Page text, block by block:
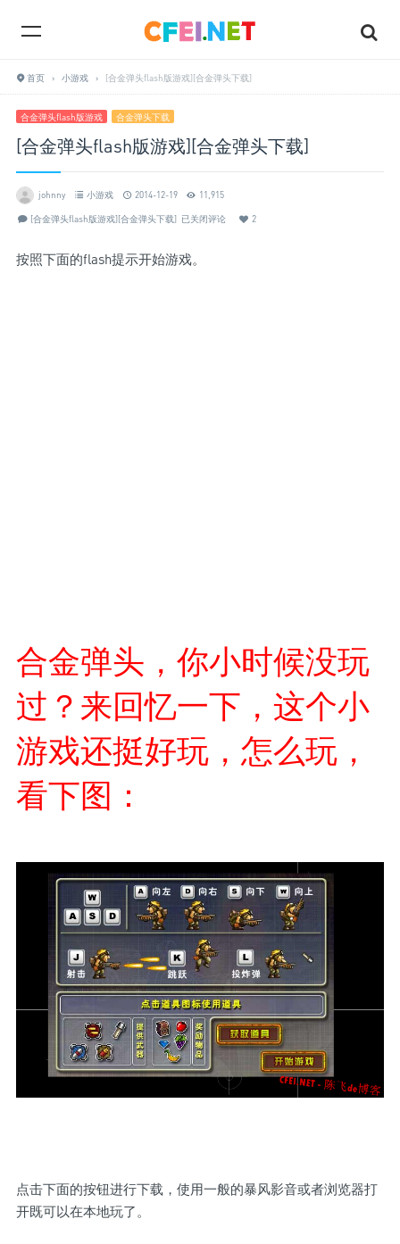
首页 › 小游戏 › [合金弹头flash版游戏][合金弹头下载]
合金弹头flash版游戏 合金弹头下载
[合金弹头flash版游戏][合金弹头下载]
johnny 小游戏 2014-12-19 11,915
[合金弹头flash版游戏][合金弹头下载] 已关闭评论 2
按照下面的flash提示开始游戏。
合金弹头，你小时候没玩
过？来回忆一下，这个小
游戏还挺好玩，怎么玩，
看下图：
点击下面的按钮进行下载，使用一般的暴风影音或者浏览器打
开既可以在本地玩了。